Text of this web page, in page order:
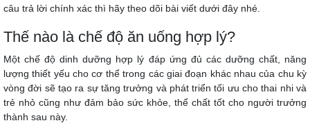
câu trả lời chính xác thì hãy theo dõi bài viết dưới đây nhé.
Thế nào là chế độ ăn uống hợp lý?
Một chế độ dinh dưỡng hợp lý đáp ứng đủ các dưỡng chất, năng
lượng thiết yếu cho cơ thể trong các giai đoạn khác nhau của chu kỳ
vòng đời sẽ tạo ra sự tăng trưởng và phát triển tối ưu cho thai nhi và
trẻ nhỏ cũng như đảm bảo sức khỏe, thể chất tốt cho người trưởng
thành sau này.